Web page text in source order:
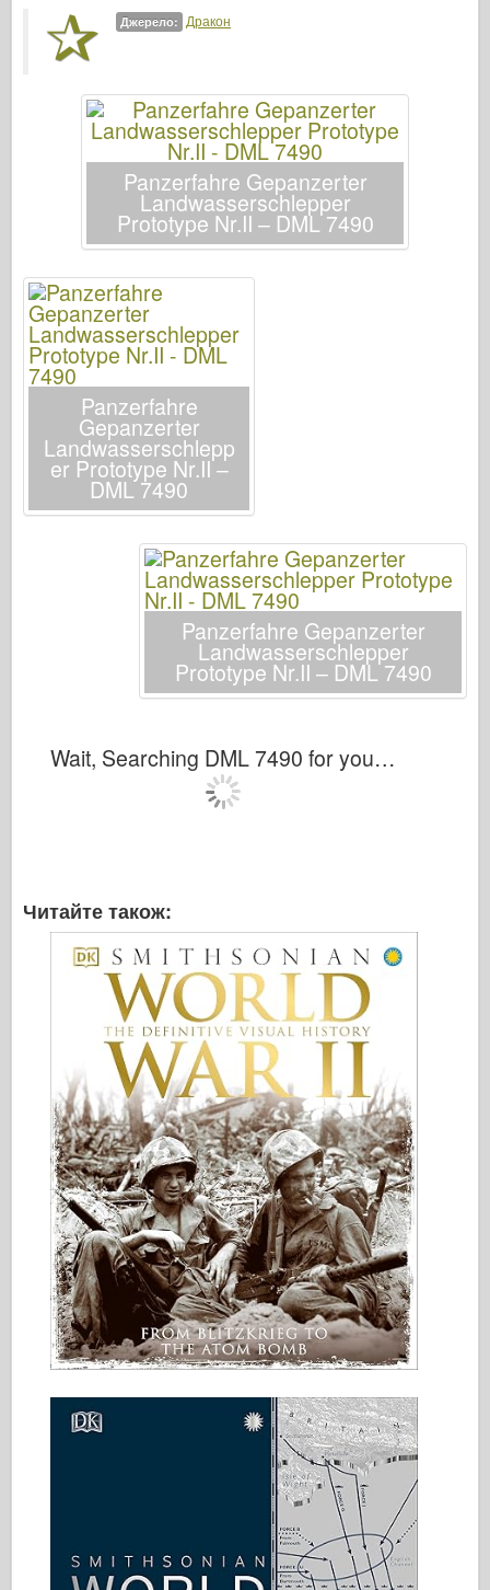
ХобіБос
Моделі IBG
Icm
Італьєрі
Легенда
Менг модель
Трубач
Звезда
Альбоми-фотографії
Прогулянка навколо
Книги
Dvd
Контакт
Джерело: Дракон
Panzerfahre Gepanzerter
Landwasserschlepper
Prototype Nr.II – DML 7490
Panzerfahre
Gepanzerter
Landwasserschlepp
er Prototype Nr.II –
DML 7490
Panzerfahre Gepanzerter
Landwasserschlepper
Prototype Nr.II – DML 7490
Wait, Searching DML 7490 for you…
Читайте також: